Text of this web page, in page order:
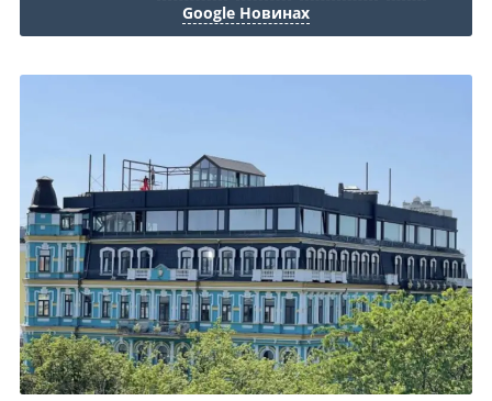
Google Новинах